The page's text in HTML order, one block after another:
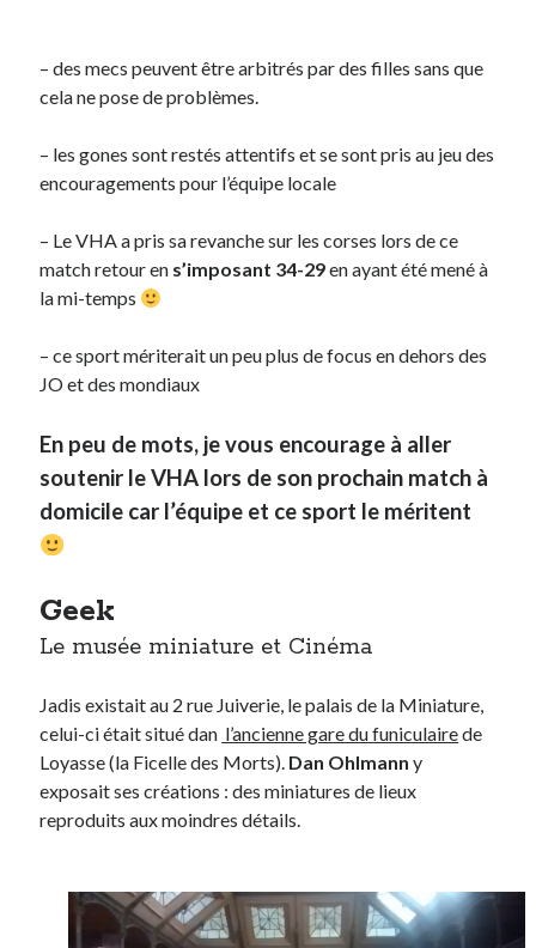
– des mecs peuvent être arbitrés par des filles sans que
cela ne pose de problèmes.
– les gones sont restés attentifs et se sont pris au jeu des
encouragements pour l’équipe locale
– Le VHA a pris sa revanche sur les corses lors de ce
match retour en s’imposant 34-29en ayant été mené à
la mi-temps
– ce sport mériterait un peu plus de focus en dehors des
JO et des mondiaux
En peu de mots, je vous encourage à aller
soutenir le VHA lors de son prochain match à
domicile car l’équipe et ce sport le méritent
Geek
Le musée miniature et Cinéma
Jadis existait au 2 rue Juiverie, le palais de la Miniature,
celui-ci était situé dan l’ancienne gare du funiculairede
Loyasse (la Ficelle des Morts). Dan Ohlmann y
exposait ses créations : des miniatures de lieux
reproduits aux moindres détails.